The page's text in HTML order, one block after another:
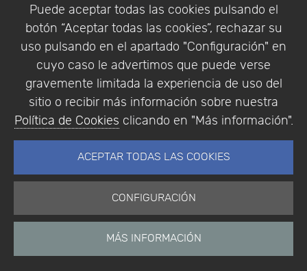
Puede aceptar todas las cookies pulsando el
botón “Aceptar todas las cookies”, rechazar su
uso pulsando en el apartado "Configuración" en
cuyo caso le advertimos que puede verse
gravemente limitada la experiencia de uso del
sitio o recibir más información sobre nuestra
Política de Cookies clicando en "Más información".
ACEPTAR TODAS LAS COOKIES
CONFIGURACIÓN
MÁS INFORMACIÓN
Empresa|Aviso Legal| Política de Privacidad |
Política de Cookies
© Copyright 1994 - 2026. Addlink Software
Científico, S.L.
Portugal.